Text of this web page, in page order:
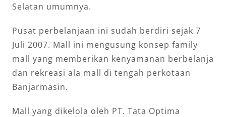
Selatan umumnya.
Pusat perbelanjaan ini sudah berdiri sejak 7
Juli 2007. Mall ini mengusung konsep family
mall yang memberikan kenyamanan berbelanja
dan rekreasi ala mall di tengah perkotaan
Banjarmasin.
Mall yang dikelola oleh PT. Tata Optima